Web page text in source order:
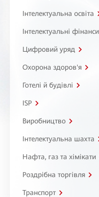
Інтелектуальна освіта
Інтелектуальні фінанси
Цифровий уряд
Охорона здоров'я
Готелі й будівлі
ISP
Виробництво
Інтелектуальна шахта
Нафта, газ та хімікати
Роздрібна торгівля
Транспорт